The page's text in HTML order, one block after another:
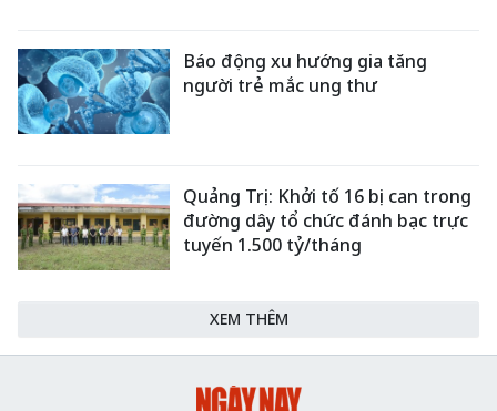
Báo động xu hướng gia tăng
người trẻ mắc ung thư
Quảng Trị: Khởi tố 16 bị can trong
đường dây tổ chức đánh bạc trực
tuyến 1.500 tỷ/tháng
XEM THÊM